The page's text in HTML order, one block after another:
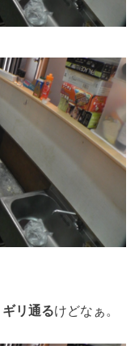
ギリ通るけどなぁ。